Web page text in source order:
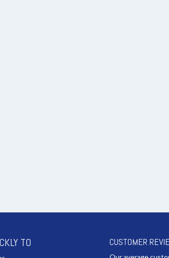
TO CUSTOMER